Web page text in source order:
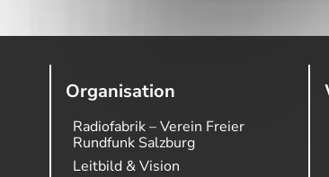
Organisation
Radiofabrik – Verein Freier
Rundfunk Salzburg
Leitbild & Vision